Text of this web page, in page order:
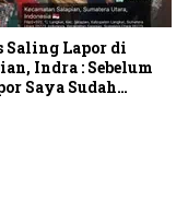
Saling Lapor di
Indra : Sebelum
Saya Sudah